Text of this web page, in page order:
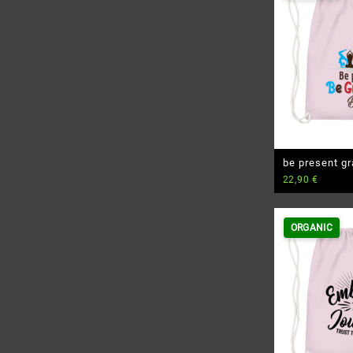
be present
Premium Bio
22,90€
ORGANIC